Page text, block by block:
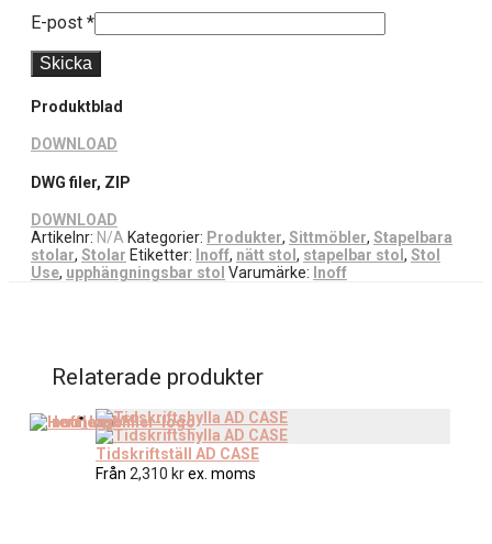
E-post *
Produktblad
DOWNLOAD
DWG filer, ZIP
DOWNLOAD
Artikelnr: N/A Kategorier: Produkter, Sittmöbler, Stapelbara
stolar, Stolar Etiketter: Inoff, nätt stol , stapelbar stol , Stol
Use, upphängningsbar stol Varumärke: Inoff
Relaterade produkter
Tidskriftställ AD CASE
Från 2,310 krex. moms